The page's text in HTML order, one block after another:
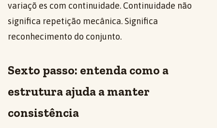
variaçõ es com continuidade. Continuidade não
significa repetição mecânica. Significa
reconhecimento do conjunto.
Sexto passo: entenda como a
estrutura ajuda a manter
consistência